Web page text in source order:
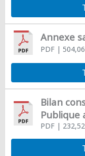
Annexe
PDF|
Bilan
Publique
PDF|